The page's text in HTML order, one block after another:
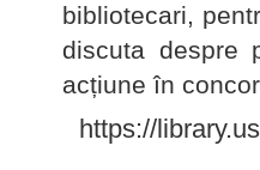
bibliotecari,
discuta despre
acțiune în
https://